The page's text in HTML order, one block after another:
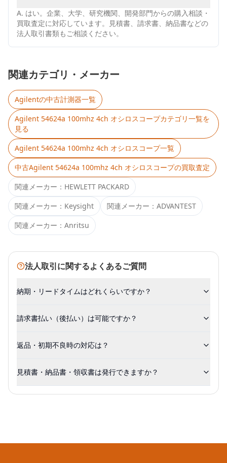
A. はい。企業、大学、研究機関、開発部門からの購入相談・
買取査定に対応しています。見積書、請求書、納品書などの
法人取引書類もご相談ください。
関連カテゴリ・メーカー
Agilentの中古計測器一覧
Agilent 54624a 100mhz 4ch オシロスコープカテゴリ一覧を
見る
Agilent 54624a 100mhz 4ch オシロスコープ一覧
中古Agilent 54624a 100mhz 4ch オシロスコープの買取査定
関連メーカー： HEWLETT PACKARD
関連メーカー： Keysight 関連メーカー： ADVANTEST
関連メーカー： Anritsu
法人取引に関するよくあるご質問
納期・リードタイムはどれくらいですか？
請求書払い（後払い）は可能ですか？
返品・初期不良時の対応は？
見積書・納品書・領収書は発行できますか？